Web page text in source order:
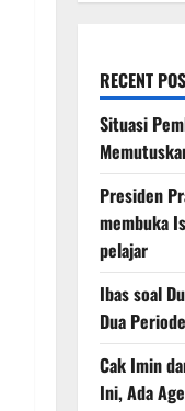
RECENT
Situasi
Presiden
membuka
pelajar
Ibas soal
Dua
Cak Imin
Ini, Ada